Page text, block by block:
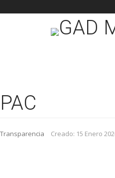
PAC
Transparencia Creado: 15 Enero